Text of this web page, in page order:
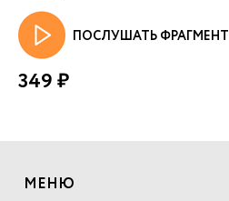
ПОСЛУШАТЬ ФРАГМЕНТ
349 ₽
МЕНЮ